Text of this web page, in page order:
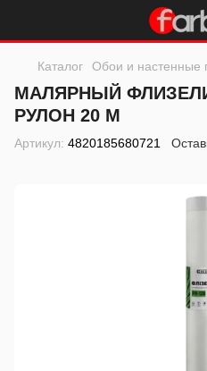
Каталог Обои и настенные
МАЛЯРНЫЙ
РУЛОН 20 М
Артикул: 4820185680721